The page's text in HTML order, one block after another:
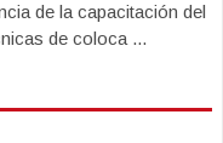
de la capacitación del
de coloca ...